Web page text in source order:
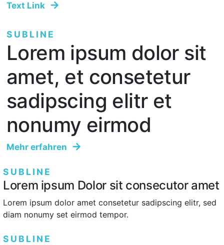
Text Link
SUBLINE
Lorem ipsum dolor sit
amet, et consetetur
sadipscing elitr et
nonumy eirmod
Mehr erfahren
SUBLINE
Lorem ipsum Dolor sit consecutor amet
Lorem ipsum dolor amet consetetur sadipscing elitr, sed
diam nonumy set eirmod tempor.
SUBLINE